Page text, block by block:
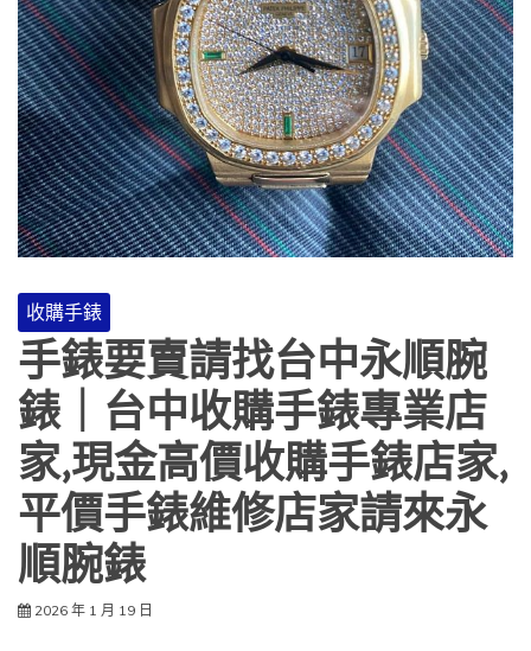
收購手錶
手錶要賣請找台中永順腕
錶｜台中收購手錶專業店
家,現金高價收購手錶店家,
平價手錶維修店家請來永
順腕錶
2026 年 1 月 19 日